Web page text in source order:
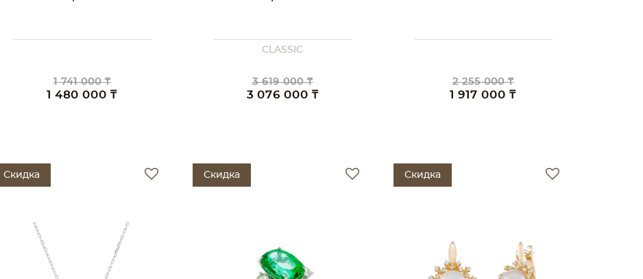
1 741 000 ₸
1 480 000 ₸
CLASSIC
3 619 000 ₸
3 076 000 ₸
2 255 000 ₸
1 917 000 ₸
Скидка Скидка Скидка